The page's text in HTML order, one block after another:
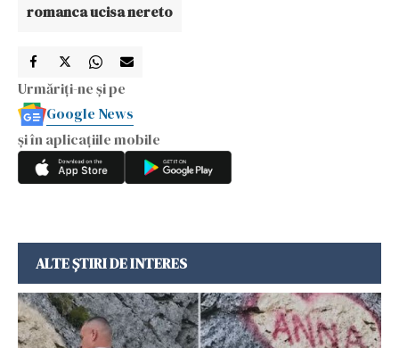
romanca ucisa nereto
Urmăriți-ne și pe
Google News
și în aplicațiile mobile
ALTE ȘTIRI DE INTERES